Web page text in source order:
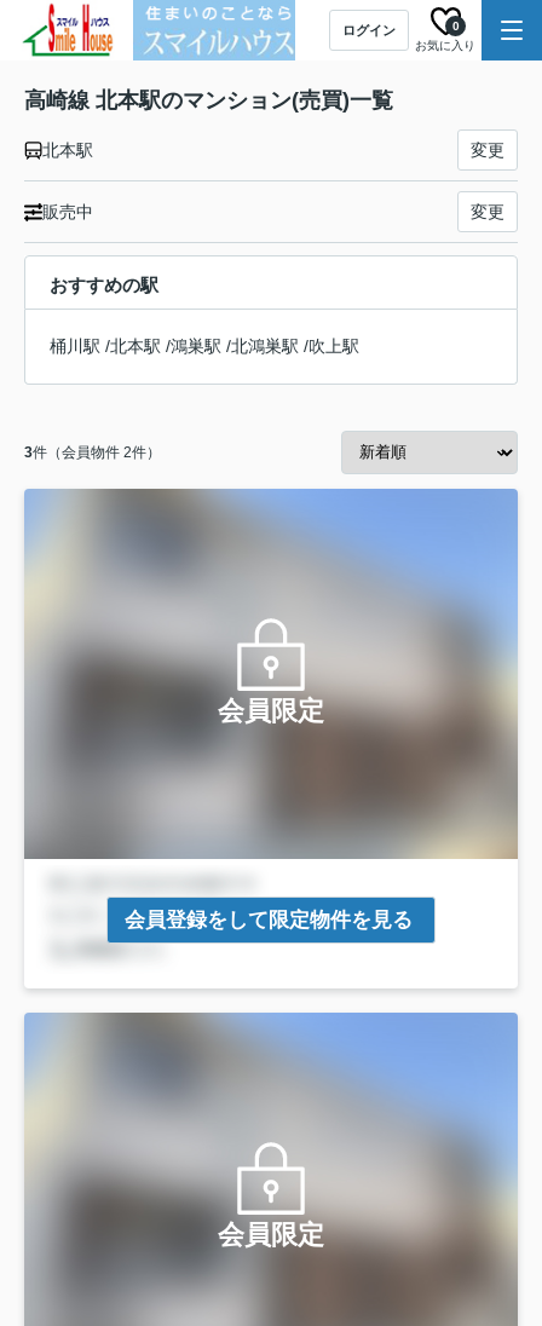
ログイン
お気に入り
0
高崎線 北本駅のマンション(売買)一覧
北本駅 変更
販売中 変更
おすすめの駅
桶川駅 /北本駅 /鴻巣駅 /北鴻巣駅 /吹上駅
3件（会員物件 2件）
会員限定
会員登録をして限定物件を見る
会員限定